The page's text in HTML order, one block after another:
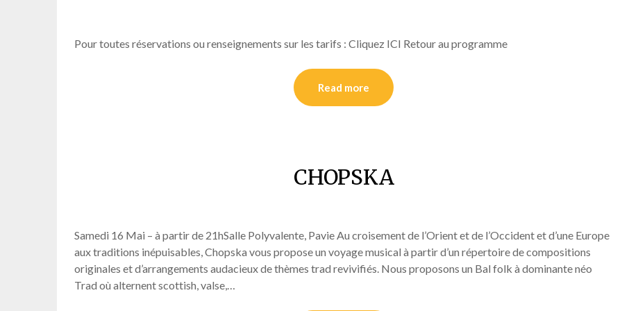
Pour toutes réservations ou renseignements sur les tarifs : Cliquez ICI Retour au programme
Read more
CHOPSKA
Samedi 16 Mai – à partir de 21hSalle Polyvalente, Pavie Au croisement de l’Orient et de l’Occident et d’une Europe
aux traditions inépuisables, Chopska vous propose un voyage musical à partir d’un répertoire de compositions
originales et d’arrangements audacieux de thèmes trad revivifiés. Nous proposons un Bal folk à dominante néo
Trad où alternent scottish, valse,…